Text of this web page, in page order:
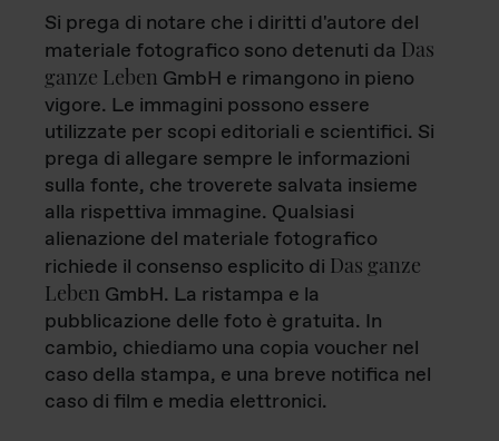
Si prega di notare che i diritti d'autore del
materiale fotografico sono detenuti da Das
ganze Leben GmbH e rimangono in pieno
vigore. Le immagini possono essere
utilizzate per scopi editoriali e scientifici. Si
prega di allegare sempre le informazioni
sulla fonte, che troverete salvata insieme
alla rispettiva immagine. Qualsiasi
alienazione del materiale fotografico
richiede il consenso esplicito di Das ganze
Leben GmbH. La ristampa e la
pubblicazione delle foto è gratuita. In
cambio, chiediamo una copia voucher nel
caso della stampa, e una breve notifica nel
caso di film e media elettronici.